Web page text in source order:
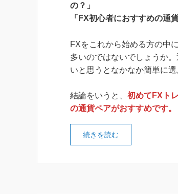
の？」
「FX初心者におすすめの通
FXをこれから始める方の中
多いのではないでしょうか
いと思うとなかなか簡単に
結論をいうと、 初めてFXト
の通貨ペアがおすすめです。
続きを読む